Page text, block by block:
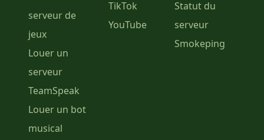
serveur de
jeux
Louer un
serveur
TeamSpeak
Louer un bot
musical
TikTok
YouTube
Statut du
serveur
Smokeping